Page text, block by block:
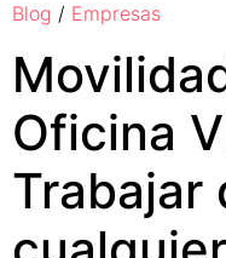
Blog / Empresas
Oficina
Trabajar